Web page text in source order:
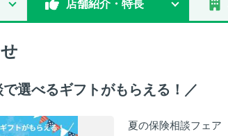
店舗紹介・特長
選べるギフトがもらえる！／
夏の保険相談フェア